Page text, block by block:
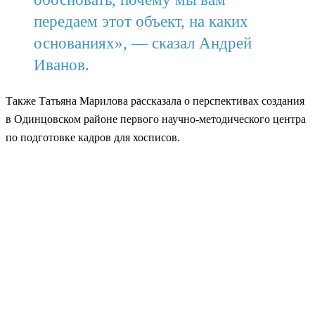
передаем этот объект, на каких
основаниях», — сказал Андрей
Иванов.
Также Татьяна Марилова рассказала о перспективах создания
в Одинцовском районе первого научно-методического центра
по подготовке кадров для хосписов.